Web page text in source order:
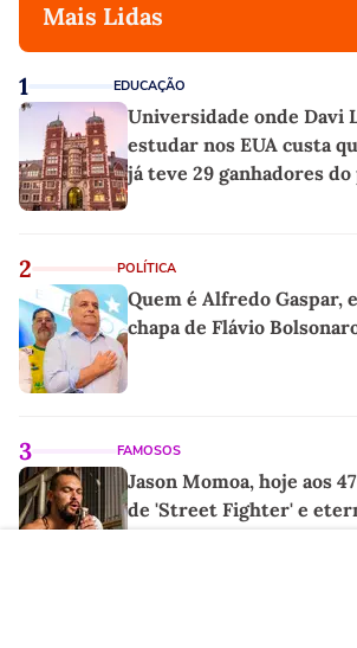
Mais Lidas
1 EDUCAÇÃO
Universidade onde Davi
estudar nos EUA custa
já teve 29 ganhadores
2 POLÍTICA
Quem é Alfredo Gaspar,
chapa de Flávio
3 FAMOSOS
Jason Momoa, hoje aos
de 'Street Fighter' e